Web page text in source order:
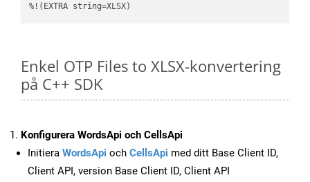
%!(EXTRA string=XLSX)
Enkel OTP Files to XLSX-konvertering
på C++ SDK
Konfigurera WordsApi och CellsApi
Initiera WordsApi och CellsApi med ditt Base Client ID,
Client API, version Base Client ID, Client API